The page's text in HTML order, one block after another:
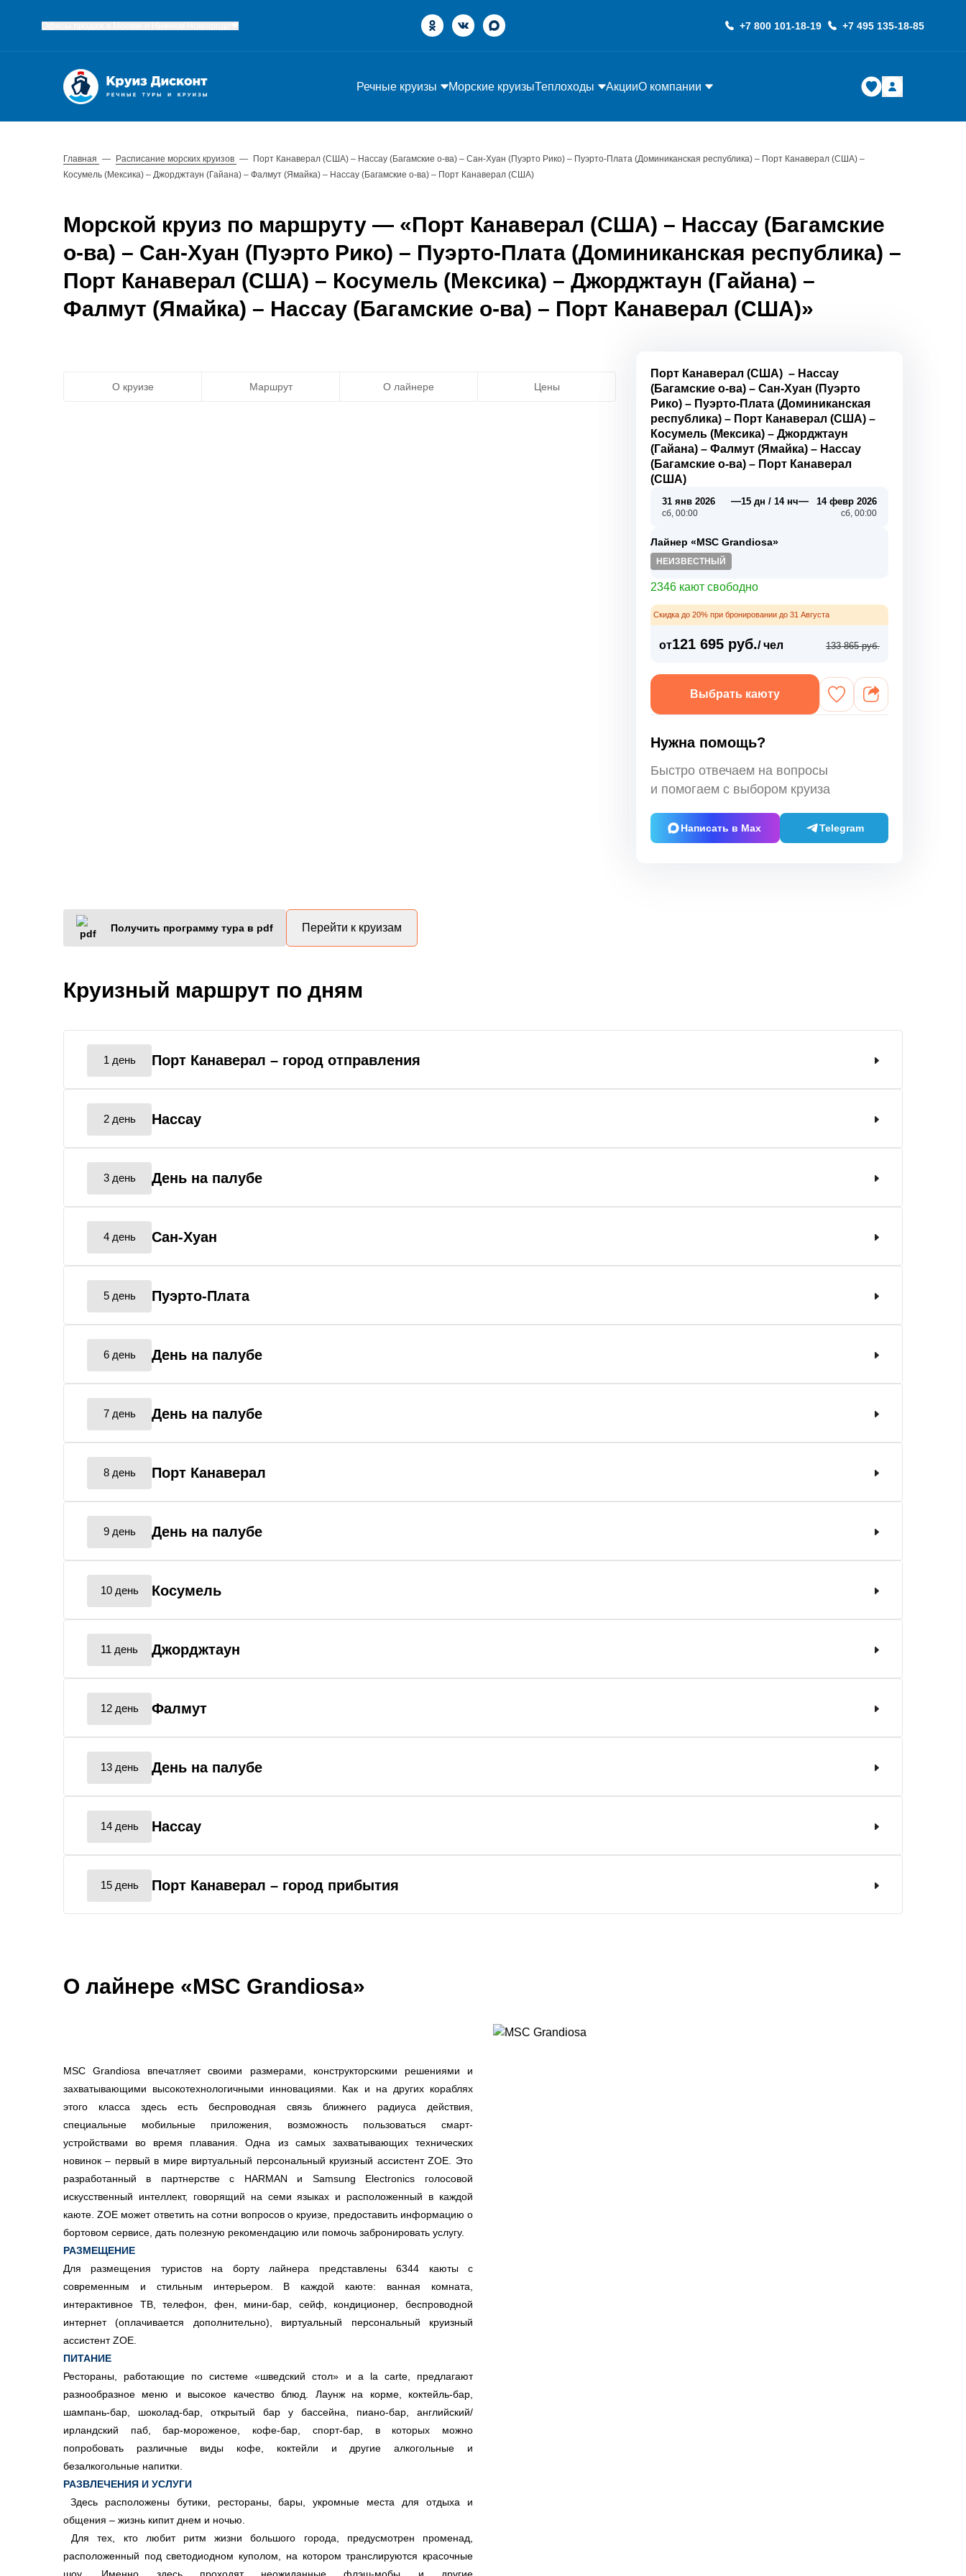
+7 800 101-18-19 +7 495 135-18-85
Речные круизы Морские круизыТеплоходы АкцииО компании
Главная — Расписание морских круизов —
Порт Канаверал (США) – Нассау (Багамские о-ва) – Сан-Хуан (Пуэрто Рико) – Пуэрто-Плата (Доминиканская республика) – Порт Канаверал (США) –
Косумель (Мексика) – Джорджтаун (Гайана) – Фалмут (Ямайка) – Нассау (Багамские о-ва) – Порт Канаверал (США)
Морской круиз по маршруту — «Порт Канаверал (США) – Нассау (Багамские
о-ва) – Сан-Хуан (Пуэрто Рико) – Пуэрто-Плата (Доминиканская республика) –
Порт Канаверал (США) – Косумель (Мексика) – Джорджтаун (Гайана) –
Фалмут (Ямайка) – Нассау (Багамские о-ва) – Порт Канаверал (США)»
О круизе Маршрут О лайнере Цены
Порт Канаверал (США) – Нассау
(Багамские о-ва) –Сан-Хуан (Пуэрто
Рико) – Пуэрто-Плата (Доминиканская
республика) – Порт Канаверал (США) –
Косумель (Мексика) –Джорджтаун
(Гайана) –Фалмут (Ямайка) – Нассау
(Багамские о-ва) – Порт Канаверал
(США)
31 янв 2026
сб, 00:00
—15 дн / 14 нч— 14 февр 2026
сб, 00:00
Лайнер «MSC Grandiosa»
НЕИЗВЕСТНЫЙ
2346 кают свободно
Скидка до 20% при бронировании до 31 Августа
от121 695 руб./ чел 133 865 руб.
Выбрать каюту
Нужна помощь?
Быстро отвечаем на вопросы
и помогаем с выбором круиза
Написать в Max Telegram
Получить программу тура в pdf Перейти к круизам
Круизный маршрут по дням
1 день Порт Канаверал – город отправления
2 день Нассау
3 день День на палубе
4 день Сан-Хуан
5 день Пуэрто-Плата
6 день День на палубе
7 день День на палубе
8 день Порт Канаверал
9 день День на палубе
10 день Косумель
11 день Джорджтаун
12 день Фалмут
13 день День на палубе
14 день Нассау
15 день Порт Канаверал – город прибытия
О лайнере «MSC Grandiosa»
MSC Grandiosa впечатляет своими размерами, конструкторскими решениями и
захватывающими высокотехнологичными инновациями. Как и на других кораблях
этого класса здесь есть беспроводная связь ближнего радиуса действия,
специальные мобильные приложения, возможность пользоваться смарт-
устройствами во время плавания. Одна из самых захватывающих технических
новинок – первый в мире виртуальный персональный круизный ассистент ZOE. Это
разработанный в партнерстве с HARMAN и Samsung Electronics голосовой
искусственный интеллект, говорящий на семи языках и расположенный в каждой
каюте. ZOE может ответить на сотни вопросов о круизе, предоставить информацию о
бортовом сервисе, дать полезную рекомендацию или помочь забронировать услугу.
РАЗМЕЩЕНИЕ
Для размещения туристов на борту лайнера представлены 6344 каюты с
современным и стильным интерьером. В каждой каюте: ванная комната,
интерактивное ТВ, телефон, фен, мини-бар, сейф, кондиционер, беспроводной
интернет (оплачивается дополнительно), виртуальный персональный круизный
ассистент ZOE.
ПИТАНИЕ
Рестораны, работающие по системе «шведский стол» и a la carte, предлагают
разнообразное меню и высокое качество блюд. Лаунж на корме, коктейль-бар,
шампань-бар, шоколад-бар, открытый бар у бассейна, пиано-бар, английский/
ирландский паб, бар-мороженое, кофе-бар, спорт-бар, в которых можно
попробовать различные виды кофе, коктейли и другие алкогольные и
безалкогольные напитки.
РАЗВЛЕЧЕНИЯ И УСЛУГИ
Здесь расположены бутики, рестораны, бары, укромные места для отдыха и
общения – жизнь кипит днем и ночью.
Для тех, кто любит ритм жизни большого города, предусмотрен променад,
расположенный под светодиодном куполом, на котором транслируются красочные